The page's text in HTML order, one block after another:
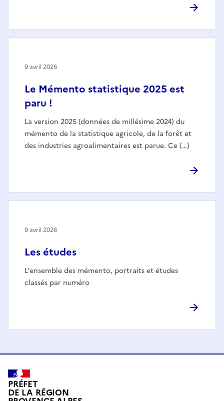
Le Mémento statistique 2025 est
paru !
La version 2025 (données de millésime 2024) du
mémento de la statistique agricole, de la forêt et
des industries agroalimentaires est parue. Ce (…)
9 avril 2026
Les études
L'ensemble des mémento, portraits et études
classés par numéro
9 avril 2026
PRÉFET
DE LA RÉGION